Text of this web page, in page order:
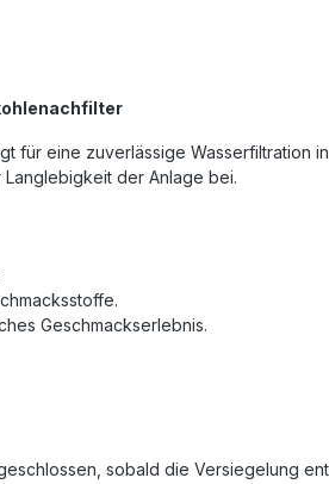
für eine zuverlässige Wasserfiltration
der Anlage bei.
Geschmackserlebnis.
sobald die Versiegelung